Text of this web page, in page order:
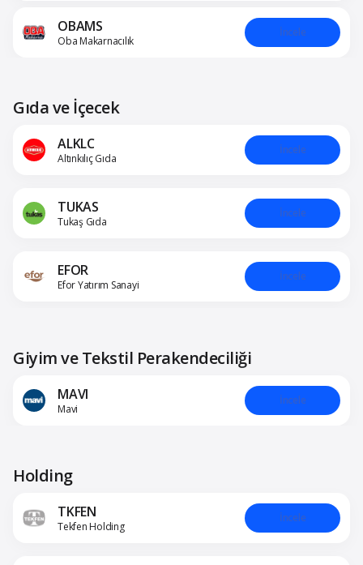
OBAMS
Oba Makarnacılık
İncele
Gıda ve İçecek
ALKLC
Altınkılıç Gıda
İncele
TUKAS
Tukaş Gıda
İncele
EFOR
Efor Yatırım Sanayi
İncele
Giyim ve Tekstil Perakendeciliği
MAVI
Mavi
İncele
Holding
TKFEN
Tekfen Holding
İncele